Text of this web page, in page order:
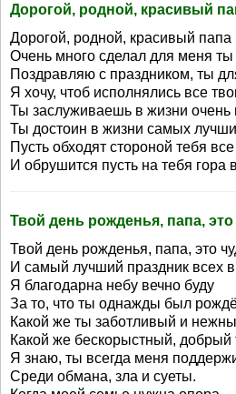
Дорогой, родной, красивый
Дорогой, родной, красивый папа
Очень много сделал для меня ты
Поздравляю с праздником, ты
Я хочу, чтоб исполнялись все
Ты заслуживаешь в жизни очень
Ты достоин в жизни самых
Пусть обходят стороной тебя
И обрушится пусть на тебя гора
Твой день рожденья, папа, это
Твой день рожденья, папа, это
И самый лучший праздник всех
Я благодарна небу вечно буду
За то, что ты однажды был
Какой же ты заботливый и
Какой же бескорыстный, добрый
Я знаю, ты всегда меня
Среди обмана, зла и суеты.